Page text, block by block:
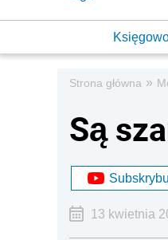
Strona główna »
Są
13 kwietnia